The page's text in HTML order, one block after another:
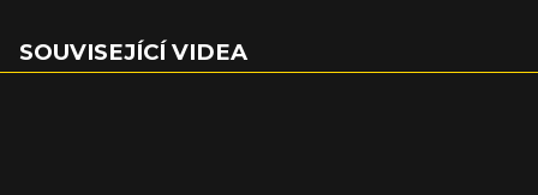
SOUVISEJÍCÍ VIDEA